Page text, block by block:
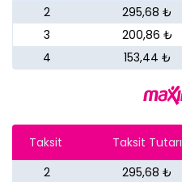
2
295,68 ₺
3
200,86 ₺
4
153,44 ₺
Taksit Taksit Tutarı
2
295,68 ₺